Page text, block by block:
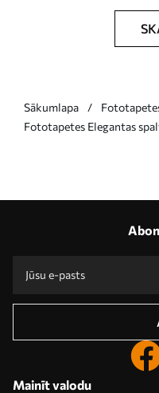
Sākumlapa
Fototapetes Elegantas
Mainīt valodu